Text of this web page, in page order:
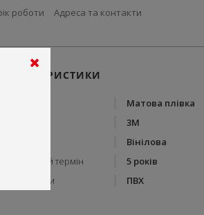
роботи
Адреса та контакти
ХАРАКТЕРИСТИКИ
Матова плівка
3М
Вінілова
Гарантійний термін
5 років
Склад плівки
ПВХ